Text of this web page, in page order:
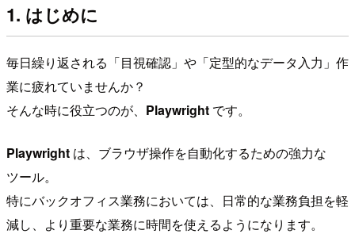
1. はじめに
毎日繰り返される「目視確認」や「定型的なデータ入力」作
業に疲れていませんか？
そんな時に役立つのが、 Playwright です。
Playwright は、ブラウザ操作を自動化するための強力な
ツール。
特にバックオフィス業務においては、日常的な業務負担を軽
減し、より重要な業務に時間を使えるようになります。